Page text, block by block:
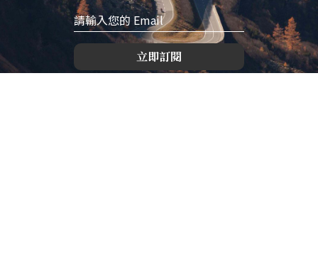
立即訂閱